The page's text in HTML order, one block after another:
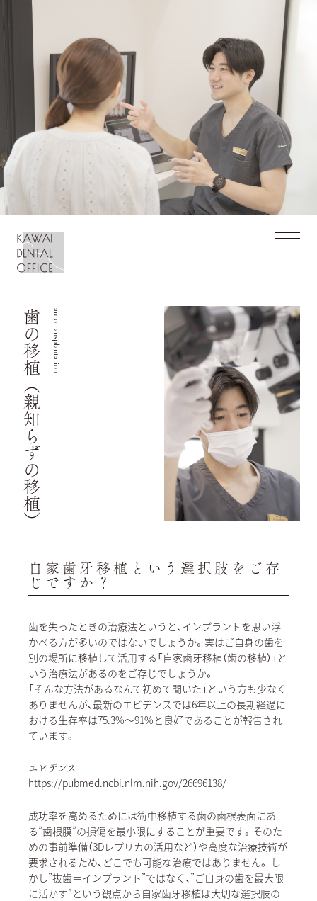
autotransplantation
歯の移植（親知らずの移植）
自家歯牙移植という選択肢をご存
じですか？
歯を失ったときの治療法というと、インプラントを思い浮
かべる方が多いのではないでしょうか。実はご自身の歯を
別の場所に移植して活用する「自家歯牙移植（歯の移植）」と
いう治療法があるのをご存じでしょうか。
「そんな方法があるなんて初めて聞いた」という方も少なく
ありませんが、最新のエビデンスでは6年以上の長期経過に
おける生存率は75.3%〜91%と良好であることが報告され
ています。
エビデンス
https://pubmed.ncbi.nlm.nih.gov/26696138/
成功率を高めるためには術中移植する歯の歯根表面にあ
る”歯根膜”の損傷を最小限にすることが重要です。そのた
めの事前準備（3Dレプリカの活用など）や高度な治療技術が
要求されるため、どこでも可能な治療ではありません。 し
かし”抜歯＝インプラント”ではなく、”ご自身の歯を最大限
に活かす”という観点から自家歯牙移植は大切な選択肢の